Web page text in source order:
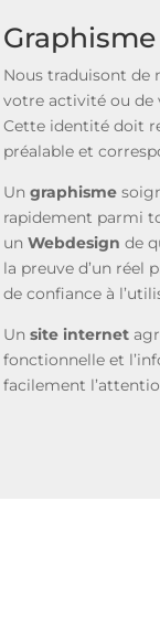
Graphisme
Nous traduisont de
votre activité ou de
Cette identité doit
préalable et
Un graphisme
rapidement parmi
un Webdesign de
la preuve d’un réel
de confiance à
Un site internet
fonctionnelle et
facilement